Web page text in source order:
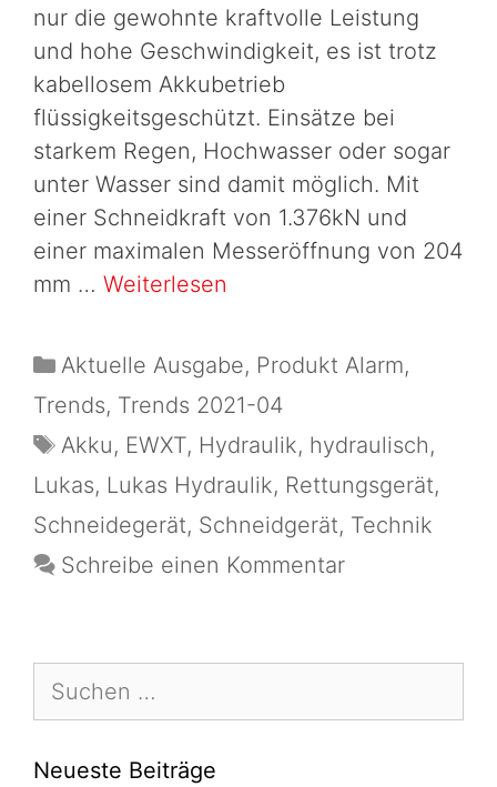
nur die gewohnte kraftvolle Leistung
und hohe Geschwindigkeit, es ist trotz
kabellosem Akkubetrieb
flüssigkeitsgeschützt. Einsätze bei
starkem Regen, Hochwasser oder sogar
unter Wasser sind damit möglich. Mit
einer Schneidkraft von 1.376kN und
einer maximalen Messeröffnung von 204
mm … Weiterlesen
Aktuelle Ausgabe, Produkt Alarm,
Trends, Trends 2021-04
Akku, EWXT, Hydraulik, hydraulisch,
Lukas, Lukas Hydraulik, Rettungsgerät,
Schneidegerät, Schneidgerät, Technik
Schreibe einen Kommentar
Neueste Beiträge